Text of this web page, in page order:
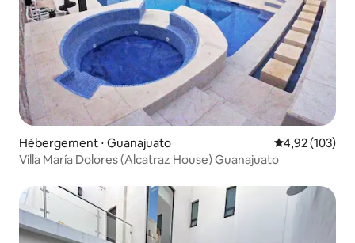
Hébergement ⋅ Guanajuato Évaluation
4,92 (103)
Villa María Dolores (Alcatraz House) Guanajuato